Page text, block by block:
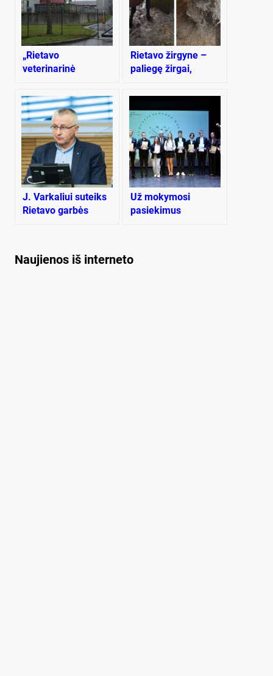
„Rietavo
veterinarinė
kvapo normą viršija
iki 2,8 karto
Rietavo žirgyne –
paliegę žirgai,
netvarka ir kontrolės
trūkumas
J. Varkaliui suteiks
Rietavo garbės
Už mokymosi
pasiekimus
Naujienos iš interneto